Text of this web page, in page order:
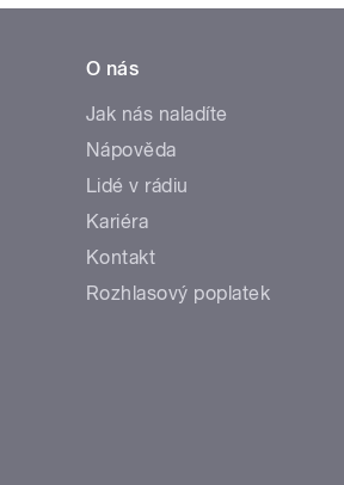
O nás
Jak nás naladíte
Nápověda
Lidé v rádiu
Kariéra
Kontakt
Rozhlasový poplatek